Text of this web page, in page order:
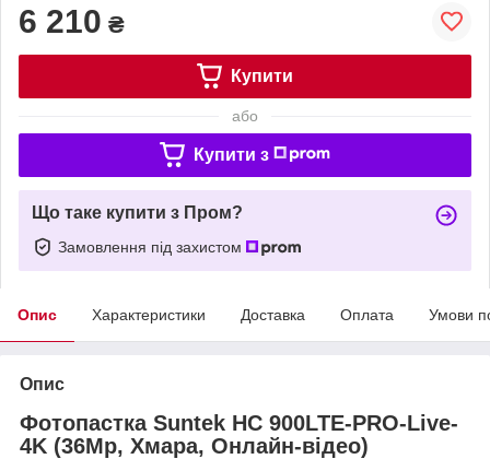
6 210 ₴
Купити
або
Купити з
Що таке купити з Пром?
Замовлення під захистом
Опис Характеристики Доставка Оплата Умови
Опис
Фотопастка Suntek HC 900LTE-PRO-Live-
4K (36Mp, Хмара, Онлайн-відео)